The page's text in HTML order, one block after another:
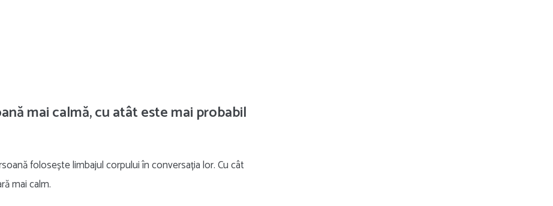
mai calmă, cu atât este mai probabil
folosește limbajul corpului în conversația lor. Cu cât
mai calm.